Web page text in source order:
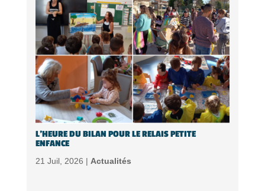
L’HEURE DU BILAN POUR LE RELAIS PETITE
ENFANCE
21 Juil, 2026 | Actualités